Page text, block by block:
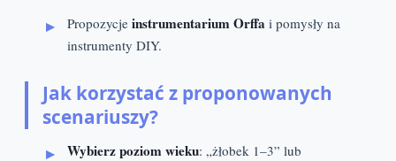
Propozycje instrumentarium Orffa i pomysły na
instrumenty DIY.
Jak korzystać z proponowanych
scenariuszy?
Wybierz poziom wieku: „żłobek 1–3” lub